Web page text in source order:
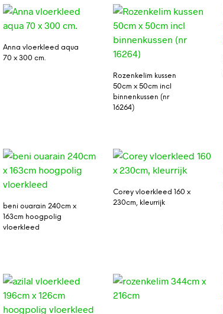
Anna vloerkleed aqua
70 x 300 cm.
Rozenkelim kussen
50cm x 50cm incl
binnenkussen (nr
16264)
beni ouarain 240cm x
163cm hoogpolig
vloerkleed
Corey vloerkleed 160 x
230cm, kleurrijk